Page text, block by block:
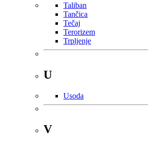
Taliban
Tančica
Tečaj
Terorizem
Trpljenje
U
Usoda
V